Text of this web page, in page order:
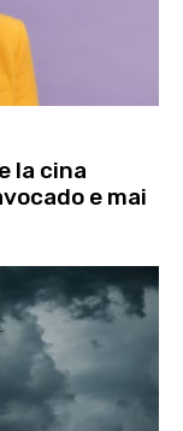
la cina
e mai